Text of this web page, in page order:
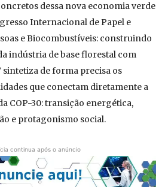
dessa nova economia verde
Internacional de Papel e
e Biocombustíveis: construindo
indústria de base florestal com
de forma precisa os
que conectam diretamente a
COP-30: transição energética,
e protagonismo social.
continua após o anúncio